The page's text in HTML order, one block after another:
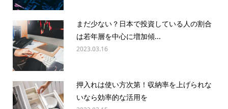
まだ少ない？日本で投資している人の割合
は若年層を中心に増加傾...
2023.03.16
押入れは使い方次第！収納率を上げられな
いなら効率的な活用を